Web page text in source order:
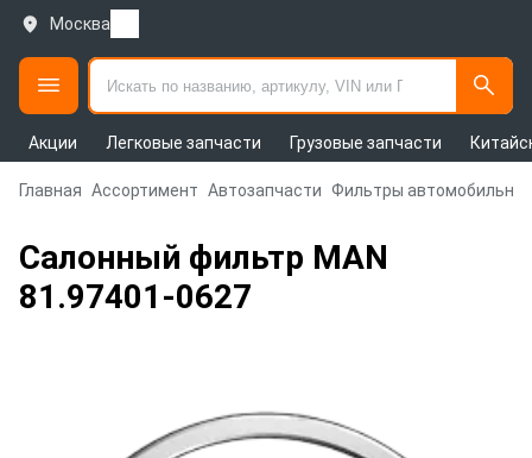
Москва
Акции Легковые запчасти Грузовые запчасти
Главная Ассортимент Автозапчасти Фильтры
Салонный фильтр MAN
81.97401-0627